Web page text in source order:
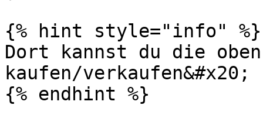
{% hint style="info" %}
Dort kannst du die
kaufen/verkaufen&#x20;